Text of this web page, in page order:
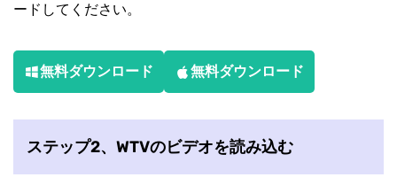
ードしてください。
無料ダウンロード 無料ダウンロード
ステップ2、WTVのビデオを読み込む